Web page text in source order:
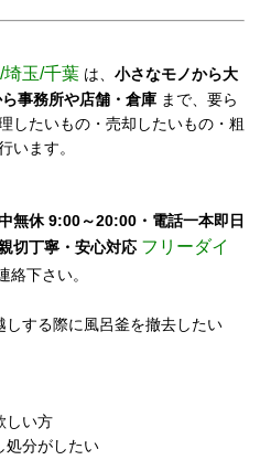
埼玉/千葉 は、 小さなモノから大
事務所や店舗・倉庫 まで、要ら
したいもの・売却したいもの・粗
います。
無休 9:00～20:00・電話一本即日
切丁寧・安心対応 フリーダイ
絡下さい。
する際に風呂釜を撤去したい
しい方
処分がしたい